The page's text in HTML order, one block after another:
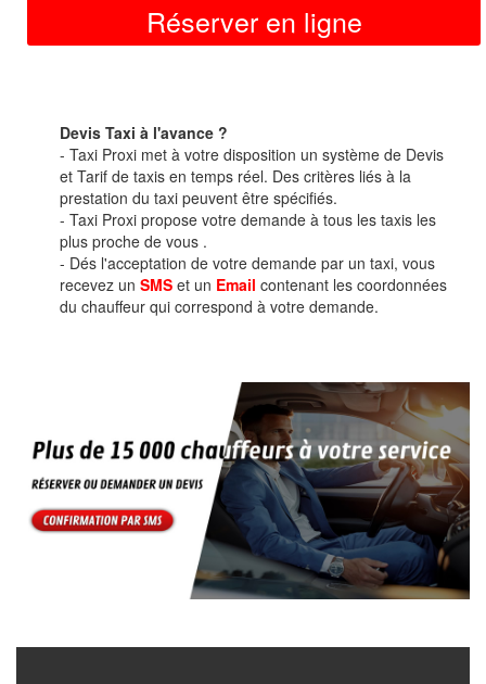
Réserver en ligne
Devis Taxi à l'avance ?
- Taxi Proxi met à votre disposition un système de Devis
et Tarif de taxis en temps réel. Des critères liés à la
prestation du taxi peuvent être spécifiés.
- Taxi Proxi propose votre demande à tous les taxis les
plus proche de vous .
- Dés l'acceptation de votre demande par un taxi, vous
recevez un SMS et un Email contenant les coordonnées
du chauffeur qui correspond à votre demande.